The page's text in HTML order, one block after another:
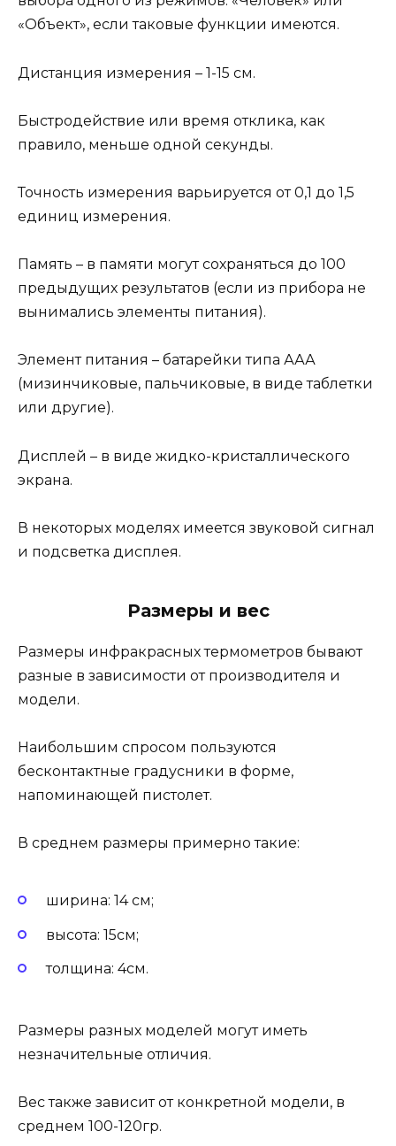
«Объект», если таковые функции имеются.
Дистанция измерения – 1-15 см.
Быстродействие или время отклика, как
правило, меньше одной секунды.
Точность измерения варьируется от 0,1 до 1,5
единиц измерения.
Память – в памяти могут сохраняться до 100
предыдущих результатов (если из прибора не
вынимались элементы питания).
Элемент питания – батарейки типа ААА
(мизинчиковые, пальчиковые, в виде таблетки
или другие).
Дисплей – в виде жидко-кристаллического
экрана.
В некоторых моделях имеется звуковой сигнал
и подсветка дисплея.
Размеры и вес
Размеры инфракрасных термометров бывают
разные в зависимости от производителя и
модели.
Наибольшим спросом пользуются
бесконтактные градусники в форме,
напоминающей пистолет.
В среднем размеры примерно такие:
ширина: 14 см;
высота: 15см;
толщина: 4см.
Размеры разных моделей могут иметь
незначительные отличия.
Вес также зависит от конкретной модели, в
среднем 100-120гр.